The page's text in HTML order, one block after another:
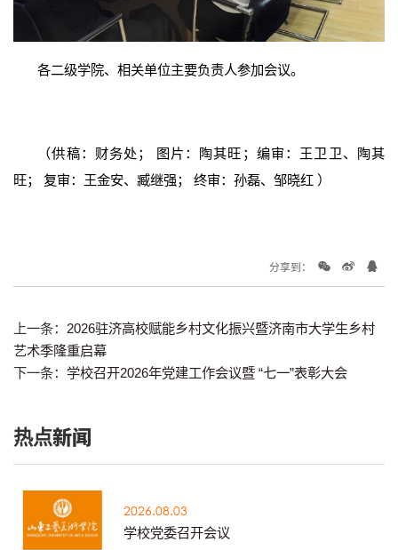
各二级学院、相关单位主要负责人参加会议。
（供稿：财务处； 图片：陶其旺；编审：王卫卫、陶其
旺； 复审：王金安、臧继强； 终审：孙磊、邹晓红 ）
分享到：
上一条： 2026驻济高校赋能乡村文化振兴暨济南市大学生乡村
艺术季隆重启幕
下一条： 学校召开2026年党建工作会议暨 “七一”表彰大会
热点新闻
2026.08.03
学校党委召开会议